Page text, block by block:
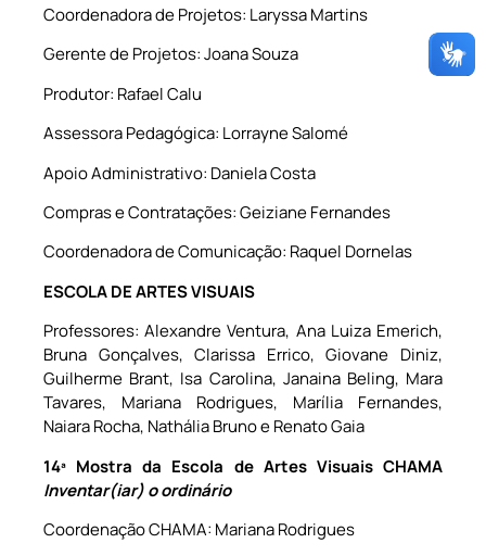
Coordenadora de Projetos: Laryssa Martins
Gerente de Projetos: Joana Souza
Produtor: Rafael Calu
Assessora Pedagógica: Lorrayne Salomé
Apoio Administrativo: Daniela Costa
Compras e Contratações: Geiziane Fernandes
Coordenadora de Comunicação: Raquel Dornelas
ESCOLA DE ARTES VISUAIS
Professores: Alexandre Ventura, Ana Luiza Emerich,
Bruna Gonçalves, Clarissa Errico, Giovane Diniz,
Guilherme Brant, Isa Carolina, Janaina Beling, Mara
Tavares, Mariana Rodrigues, Marília Fernandes,
Naiara Rocha, Nathália Bruno e Renato Gaia
14ª Mostra da Escola de Artes Visuais CHAMA
Inventar(iar) o ordinário
Coordenação CHAMA: Mariana Rodrigues